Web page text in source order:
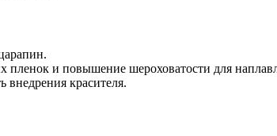
и повышение шероховатости для
красителя.